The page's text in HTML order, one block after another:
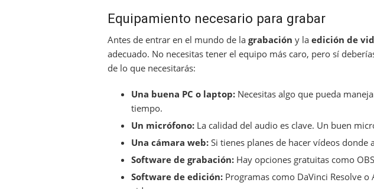
Equipamiento necesario para grabar
Antes de entrar en el mundo de la grabación y la edición de
adecuado. No necesitas tener el equipo más caro, pero sí
de lo que necesitarás:
Una buena PC o laptop: Necesitas algo que pueda
tiempo.
Un micrófono: La calidad del audio es clave. Un buen
Una cámara web: Si tienes planes de hacer vídeos donde
Software de grabación: Hay opciones gratuitas como
Software de edición: Programas como DaVinci Resolve